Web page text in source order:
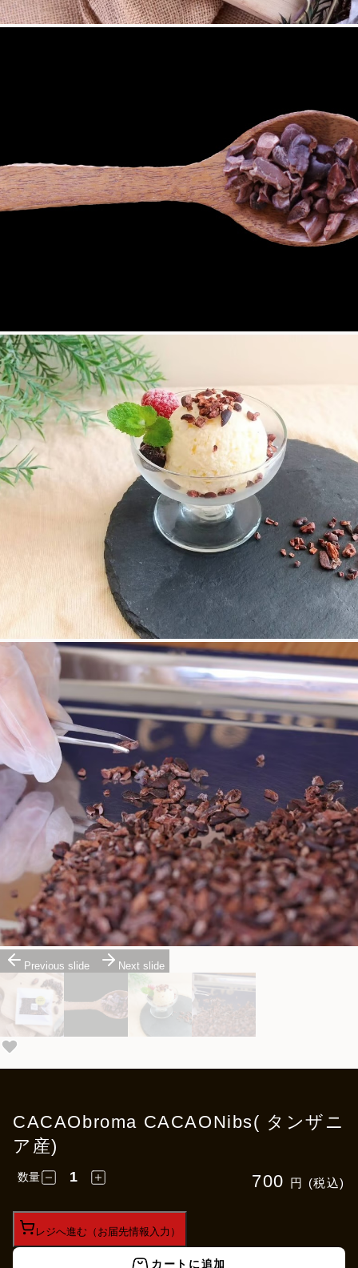
Previous slide Next slide
CACAObroma CACAONibs( タンザニ
ア産)
700 円 (税込)
数量
レジへ進む（お届先情報入力）
カートに追加